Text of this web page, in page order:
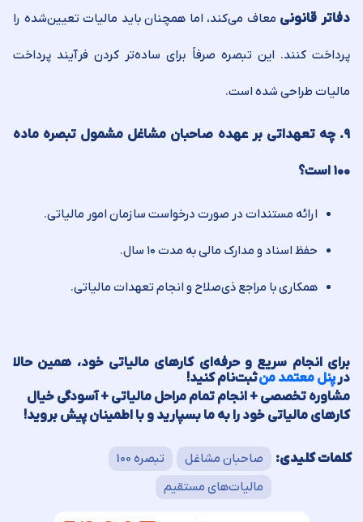
دفاتر قانونی معاف می‌کند، اما همچنان باید مالیات تعیین‌شده را
پرداخت کنند. این تبصره صرفاً برای ساده‌تر کردن فرآیند پرداخت
مالیات طراحی شده است.
۹. چه تعهداتی بر عهده صاحبان مشاغل مشمول تبصره ماده
۱۰۰ است؟
ارائه مستندات در صورت درخواست سازمان امور مالیاتی.
حفظ اسناد و مدارک مالی به مدت ۱۰ سال.
همکاری با مراجع ذی‌صلاح و انجام تعهدات مالیاتی.
برایانجام سریع و حرفه‌ای کارهای مالیاتی خود، همین حالا
درپنل معتمد منثبت‌نام کنید!
مشاوره تخصصی + انجام تمام مراحل مالیاتی + آسودگی خیال
کارهای مالیاتی خود را به ما بسپارید و با اطمینان پیش بروید!
کلمات کلیدی: صاحبان مشاغل
تبصره 100
مالیات‌های مستقیم